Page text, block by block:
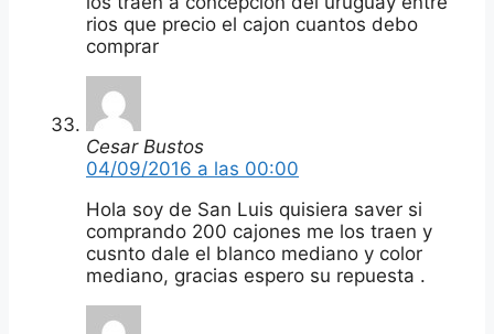
rios que precio el cajon cuantos debo
comprar
Cesar Bustos
04/09/2016 a las 00:00
Hola soy de San Luis quisiera saver si
comprando 200 cajones me los traen y
cusnto dale el blanco mediano y color
mediano, gracias espero su repuesta .